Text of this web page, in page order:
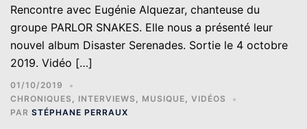
Rencontre avec Eugénie Alquezar, chanteuse du
groupe PARLOR SNAKES. Elle nous a présenté leur
nouvel album Disaster Serenades. Sortie le 4 octobre
2019. Vidéo […]
01/10/2019
CHRONIQUES , INTERVIEWS , MUSIQUE, VIDÉOS
PAR STÉPHANE PERRAUX